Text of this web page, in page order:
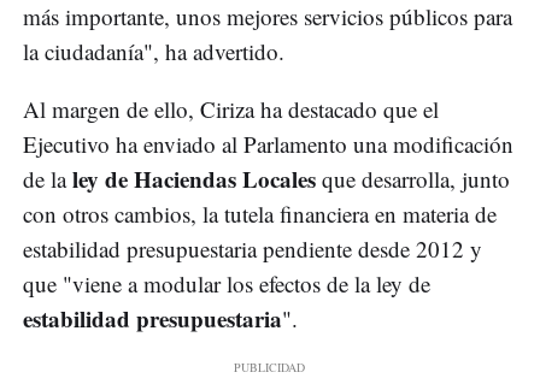
más importante, unos mejores servicios públicos para
la ciudadanía", ha advertido.
Al margen de ello, Ciriza ha destacado que el
Ejecutivo ha enviado al Parlamento una modificación
de laley de Haciendas Locales que desarrolla, junto
con otros cambios, la tutela financiera en materia de
estabilidad presupuestaria pendiente desde 2012 y
que "viene a modular los efectos de la ley de
estabilidad presupuestaria".